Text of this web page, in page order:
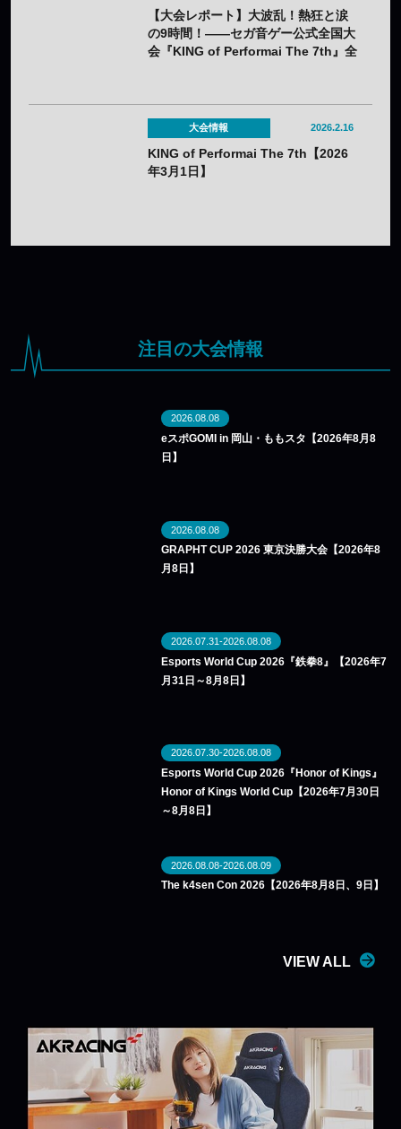
【大会レポート】大波乱！熱狂と涙
の9時間！——セガ音ゲー公式全国大
会『KING of Performai The 7th』全
大会情報 2026.2.16
KING of Performai The 7th【2026
年3月1日】
注目の大会情報
2026.08.08
eスポGOMI in 岡山・ももスタ【2026年8月8
日】
2026.08.08
GRAPHT CUP 2026 東京決勝大会【2026年8
月8日】
2026.07.31-2026.08.08
Esports World Cup 2026『鉄拳8』【2026年7
月31日～8月8日】
2026.07.30-2026.08.08
Esports World Cup 2026『Honor of Kings』
Honor of Kings World Cup【2026年7月30日
～8月8日】
2026.08.08-2026.08.09
The k4sen Con 2026【2026年8月8日、9日】
VIEW ALL